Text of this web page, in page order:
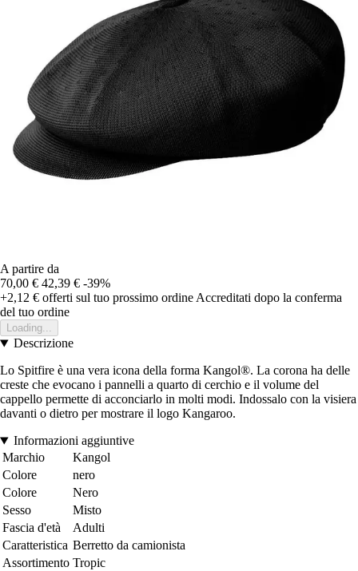
A partire da
70,00 € 42,39 € -39%
+2,12 € offerti sul tuo prossimo ordine Accreditati dopo la conferma
del tuo ordine
Loading...
Descrizione
Lo Spitfire è una vera icona della forma Kangol®. La corona ha delle
creste che evocano i pannelli a quarto di cerchio e il volume del
cappello permette di acconciarlo in molti modi. Indossalo con la visiera
davanti o dietro per mostrare il logo Kangaroo.
Informazioni aggiuntive
Marchio
Kangol
Colore
nero
Colore
Nero
Sesso
Misto
Fascia d'età
Adulti
Caratteristica Berretto da camionista
Assortimento Tropic